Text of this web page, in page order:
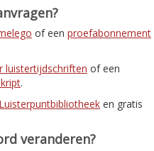
of een proefabonnement
luistertijdschriften of een
.
en gratis
veranderen?